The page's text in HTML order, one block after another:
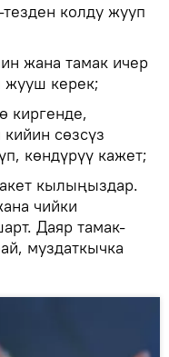
колду жууп
жана тамак ичер
жууш керек;
киргенде,
сөзсүз
көндүрүү кажет;
кылыңыздар.
чийки
Даяр тамак-
муздаткычка